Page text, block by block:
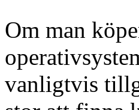
Om man
vanligtvis